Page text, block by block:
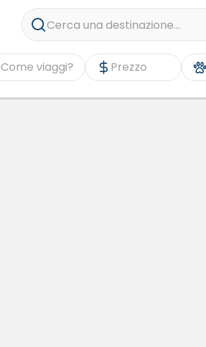
Cerca una destinazione...
Come viaggi? Prezzo